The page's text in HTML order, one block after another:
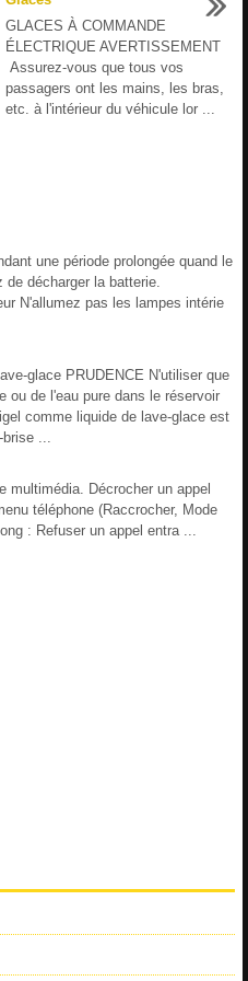
GLACES À COMMANDE
ÉLECTRIQUE AVERTISSEMENT
Assurez-vous que tous vos
passagers ont les mains, les bras,
etc. à l'intérieur du véhicule lor ...
une période prolongée quand le
décharger la batterie.
N'allumez pas les lampes intérie
glace PRUDENCE N'utiliser que
ou de l'eau pure dans le réservoir
comme liquide de lave-glace est
...
multimédia. Décrocher un appel
téléphone (Raccrocher, Mode
: Refuser un appel entra ...